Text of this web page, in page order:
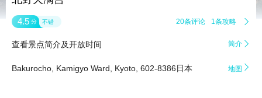
4.5 分 不错 20条评论 1条攻略 
查看景点简介及开放时间 简介 
Bakurocho, Kamigyo Ward, Kyoto, 602-8386日本 地图 